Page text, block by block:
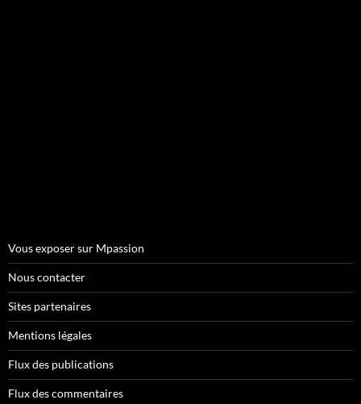
Vous exposer sur Mpassion
Nous contacter
Sites partenaires
Mentions légales
Flux des publications
Flux des commentaires